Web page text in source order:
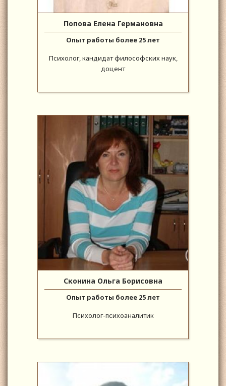
Попова Елена Германовна
Опыт работы более 25 лет
Психолог, кандидат философских наук,
доцент
Сконина Ольга Борисовна
Опыт работы более 25 лет
Психолог-психоаналитик